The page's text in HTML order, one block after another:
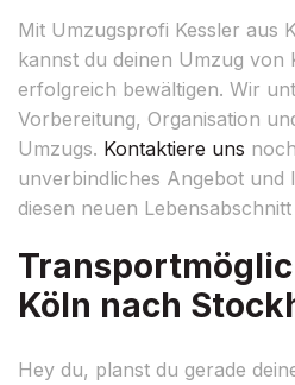
Mit Umzugsprofi Kessler aus
kannst du deinen Umzug von
erfolgreich bewältigen. Wir
Vorbereitung, Organisation
Umzugs. Kontaktiere uns
unverbindliches Angebot und
diesen neuen
Köln nach
Hey du, planst du gerade